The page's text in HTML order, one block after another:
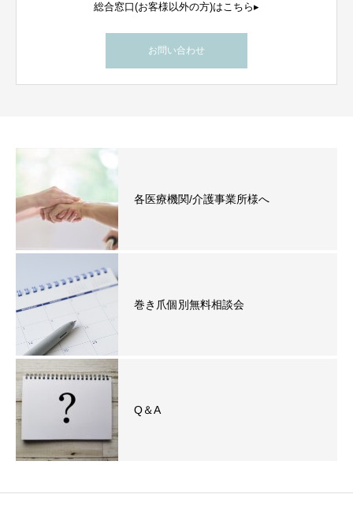
総合窓口(お客様以外の方)はこちら▸
お問い合わせ
各医療機関/介護事業所様へ
巻き爪個別無料相談会
Q＆A